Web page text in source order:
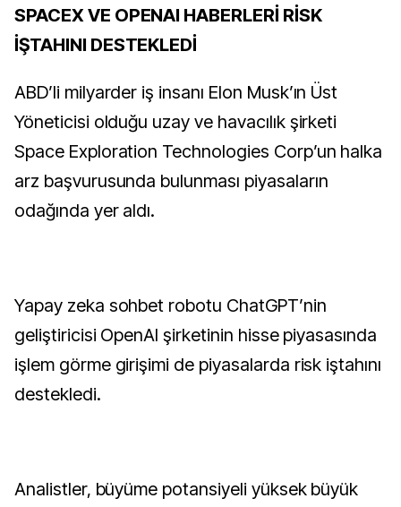
SPACEX VE OPENAI HABERLERİ RİSK
İŞTAHINI DESTEKLEDİ
ABD’li milyarder iş insanı Elon Musk’ın Üst
Yöneticisi olduğu uzay ve havacılık şirketi
Space Exploration Technologies Corp’un halka
arz başvurusunda bulunması piyasaların
odağında yer aldı.
Yapay zeka sohbet robotu ChatGPT’nin
geliştiricisi OpenAI şirketinin hisse piyasasında
işlem görme girişimi de piyasalarda risk iştahını
destekledi.
Analistler, büyüme potansiyeli yüksek büyük